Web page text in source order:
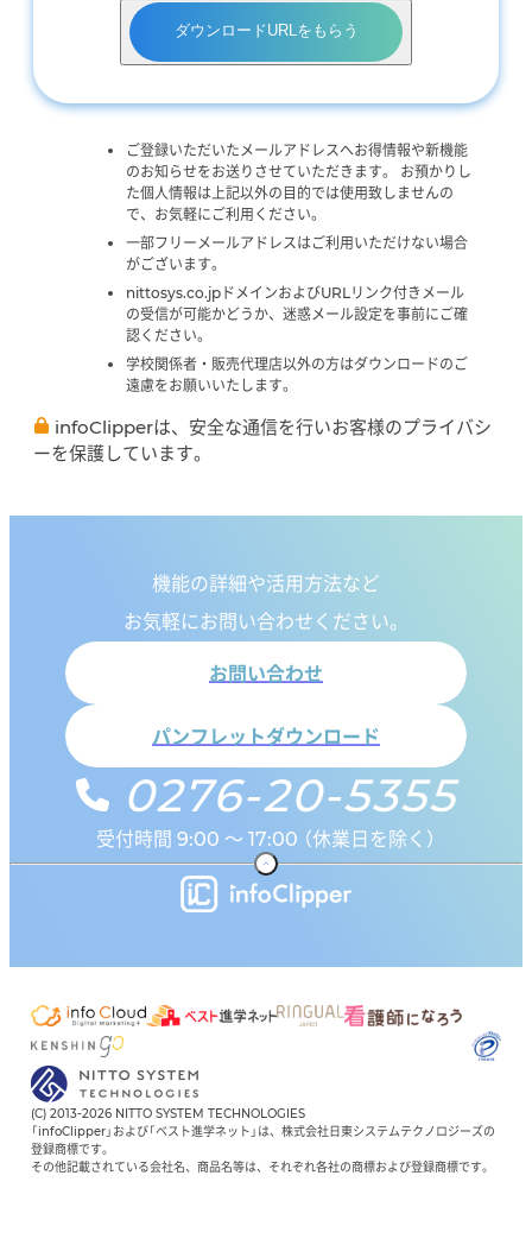
ダウンロードURLをもらう
ご登録いただいたメールアドレスへお得情報や新機能
のお知らせをお送りさせていただきます。 お預かりし
た個人情報は上記以外の目的では使用致しませんの
で、お気軽にご利用ください。
一部フリーメールアドレスはご利用いただけない場合
がございます。
nittosys.co.jpドメインおよびURLリンク付きメール
の受信が可能かどうか、迷惑メール設定を事前にご確
認ください。
学校関係者・販売代理店以外の方はダウンロードのご
遠慮をお願いいたします。
infoClipperは、安全な通信を行いお客様のプライバシ
ーを保護しています。
機能の詳細や活用方法など
お気軽にお問い合わせください。
お問い合わせ
パンフレットダウンロード
0276-20-5355
受付時間 9:00 ～ 17:00 （休業日を除く）
(C) 2013-2026 NITTO SYSTEM TECHNOLOGIES
「infoClipper」および「ベスト進学ネット」は、株式会社日東システムテクノロジーズの
登録商標です。
その他記載されている会社名、商品名等は、それぞれ各社の商標および登録商標です。